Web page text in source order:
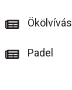
induló szezon
Ökölvívás
Padel